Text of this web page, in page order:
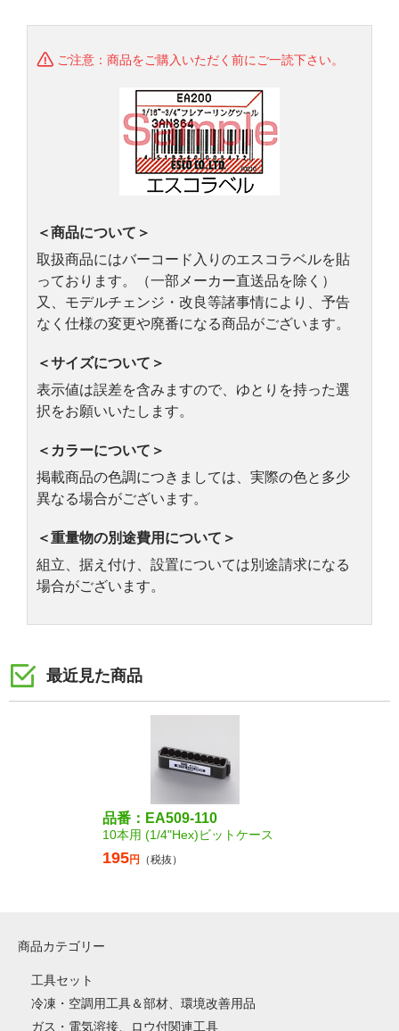
ご注意：商品をご購入いただく前にご一読下さい。
＜商品について＞
取扱商品にはバーコード入りのエスコラベルを貼
っております。（一部メーカー直送品を除く）
又、モデルチェンジ・改良等諸事情により、予告
なく仕様の変更や廃番になる商品がございます。
＜サイズについて＞
表示値は誤差を含みますので、ゆとりを持った選
択をお願いいたします。
＜カラーについて＞
掲載商品の色調につきましては、実際の色と多少
異なる場合がございます。
＜重量物の別途費用について＞
組立、据え付け、設置については別途請求になる
場合がございます。
最近見た商品
品番：EA509-110
10本用 (1/4"Hex)ビットケース
195円 （税抜）
商品カテゴリー
工具セット
冷凍・空調用工具＆部材、環境改善用品
ガス・電気溶接、ロウ付関連工具